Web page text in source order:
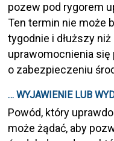
pozew pod rygorem
Ten termin nie może
tygodnie i dłuższy
uprawomocnienia
o zabezpieczeniu
… WYJAWIENIE LUB
Powód, który
może żądać, aby